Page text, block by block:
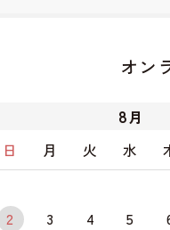
オン
8月
日
月 火 水
2
3 4 5